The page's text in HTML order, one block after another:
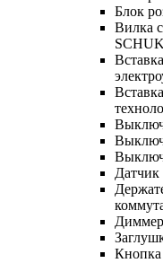
Блок
Вилка
Диммер